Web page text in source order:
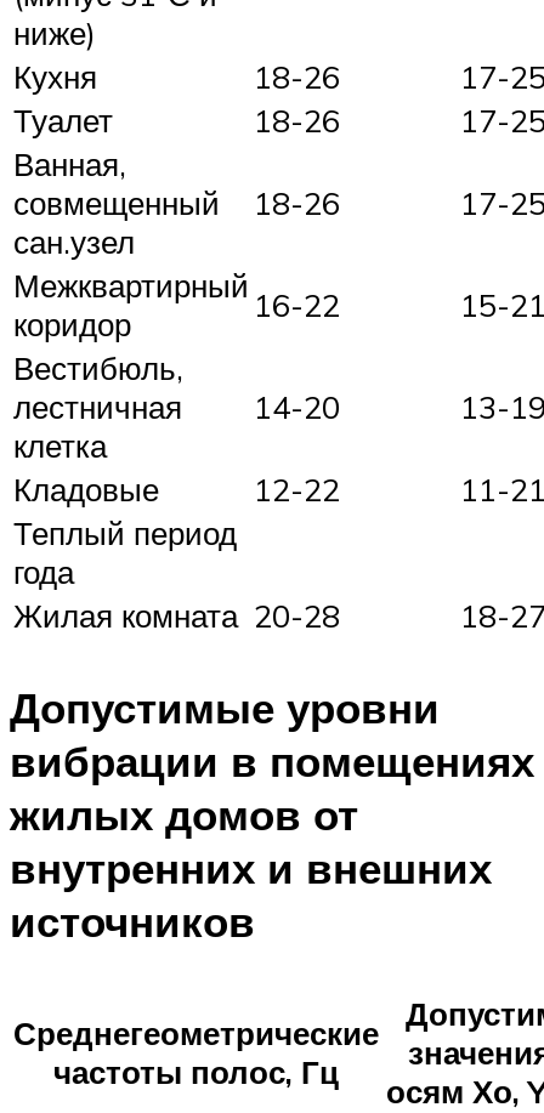
ниже)
Кухня 18-26
17-
Туалет
18-26
17-
Ванная,
совмещенный
сан.узел
18-26 17-
Межквартирный
коридор
16-22
15-
Вестибюль,
лестничная
клетка
14-20 13-
Кладовые 12-22
11-
Теплый период
года
Жилая комната 20-28 18-
Допустимые уровни
вибрации в помещениях
жилых домов от
внутренних и внешних
источников
Среднегеометрические
частоты полос, Гц
осям Хо,